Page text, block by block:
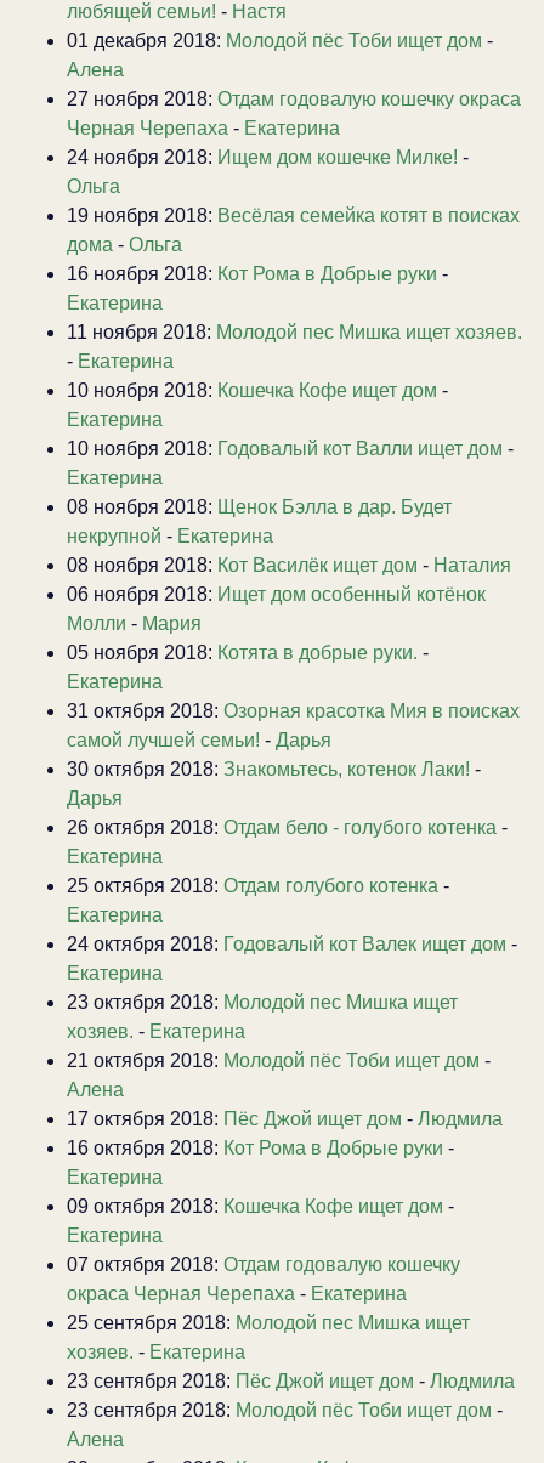
любящей семьи! - Настя
01 декабря 2018: Молодой пёс Тоби ищет дом -
Алена
27 ноября 2018: Отдам годовалую кошечку окраса
Черная Черепаха - Екатерина
24 ноября 2018: Ищем дом кошечке Милке! -
Ольга
19 ноября 2018: Весёлая семейка котят в поисках
дома - Ольга
16 ноября 2018: Кот Рома в Добрые руки -
Екатерина
11 ноября 2018: Молодой пес Мишка ищет хозяев.
- Екатерина
10 ноября 2018: Кошечка Кофе ищет дом -
Екатерина
10 ноября 2018: Годовалый кот Валли ищет дом -
Екатерина
08 ноября 2018: Щенок Бэлла в дар. Будет
некрупной - Екатерина
08 ноября 2018: Кот Василёк ищет дом - Наталия
06 ноября 2018: Ищет дом особенный котёнок
Молли - Мария
05 ноября 2018: Котята в добрые руки. -
Екатерина
31 октября 2018: Озорная красотка Мия в поисках
самой лучшей семьи! - Дарья
30 октября 2018: Знакомьтесь, котенок Лаки! -
Дарья
26 октября 2018: Отдам бело - голубого котенка -
Екатерина
25 октября 2018: Отдам голубого котенка -
Екатерина
24 октября 2018: Годовалый кот Валек ищет дом -
Екатерина
23 октября 2018: Молодой пес Мишка ищет
хозяев. - Екатерина
21 октября 2018: Молодой пёс Тоби ищет дом -
Алена
17 октября 2018: Пёс Джой ищет дом - Людмила
16 октября 2018: Кот Рома в Добрые руки -
Екатерина
09 октября 2018: Кошечка Кофе ищет дом -
Екатерина
07 октября 2018: Отдам годовалую кошечку
окраса Черная Черепаха - Екатерина
25 сентября 2018: Молодой пес Мишка ищет
хозяев. - Екатерина
23 сентября 2018: Пёс Джой ищет дом - Людмила
23 сентября 2018: Молодой пёс Тоби ищет дом -
Алена